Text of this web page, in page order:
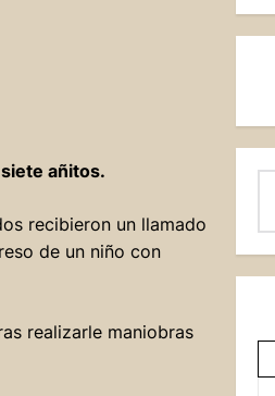
añitos.
recibieron un llamado
de un niño con
realizarle maniobras